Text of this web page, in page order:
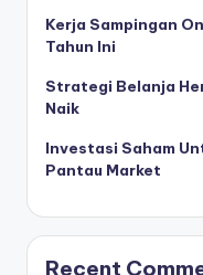
Kerja Sampingan
Tahun Ini
Strategi Belanja
Naik
Investasi Saham
Pantau Market
Recent